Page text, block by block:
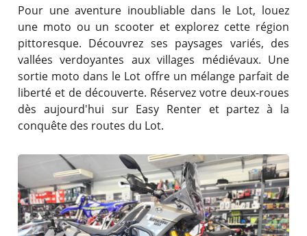
Pour une aventure inoubliable dans le Lot, louez
une moto ou un scooter et explorez cette région
pittoresque. Découvrez ses paysages variés, des
vallées verdoyantes aux villages médiévaux. Une
sortie moto dans le Lot offre un mélange parfait de
liberté et de découverte. Réservez votre deux-roues
dès aujourd'hui sur Easy Renter et partez à la
conquête des routes du Lot.